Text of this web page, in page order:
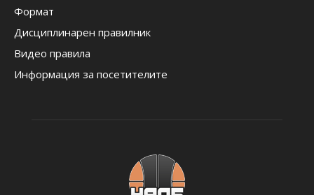
Формат
Дисциплинарен правилник
Видео правила
Информация за посетителите